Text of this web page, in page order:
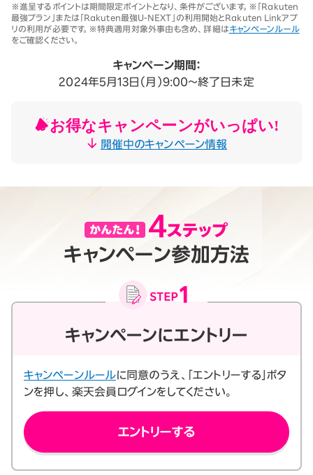
※進呈するポイントは期間限定ポイントとなり、条件がございます。※「Rakuten
最強プラン」または「Rakuten最強U-NEXT」の利用開始とRakuten Linkアプ
リの利用が必要です。※特典適用対象外事由も含め、詳細はキャンペーンルール
をご確認ください。
キャンペーン期間：
2024年5月13日（月）9:00～終了日未定
お得なキャンペーンがいっぱい!
開催中のキャンペーン情報
キャンペーン参加方法
キャンペーンにエントリー
キャンペーンルールに同意のうえ、「エントリーする」ボタ
ンを押し、楽天会員ログインをしてください。
エントリーする
※1 同一名義で累計5回線以上ご契約の場合、2025年11月19日より1回
線につき3,500円（税込3,850円、開通翌々月に確定）。「累計」とは、楽
天モバイルがサービスを本格開始した2020年4月8日以降に契約され
たすべての回線（解約済みの回線も含む）の合計数を指します。